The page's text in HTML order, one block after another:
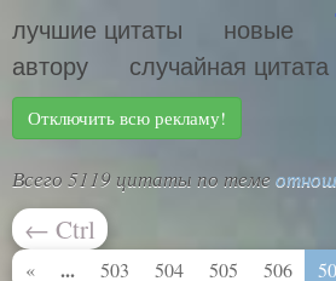
лучшие цитаты новые
автору
случайная цитата
Отключить всю рекламу!
Всего 5119 цитаты по теме
← Ctrl
« ... 503 504 505 506